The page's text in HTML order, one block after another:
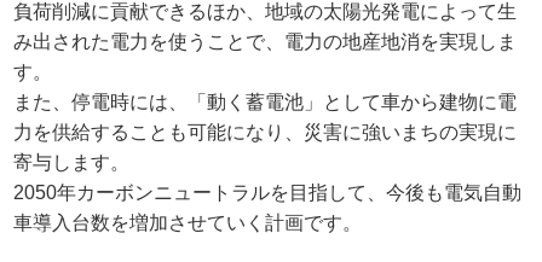
負荷削減に貢献できるほか、地域の太陽光発電によって生
み出された電力を使うことで、電力の地産地消を実現しま
す。
また、停電時には、「動く蓄電池」として車から建物に電
力を供給することも可能になり、災害に強いまちの実現に
寄与します。
2050年カーボンニュートラルを目指して、今後も電気自動
車導入台数を増加させていく計画です。